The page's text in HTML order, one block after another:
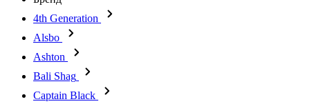
4th Generation
Alsbo
Ashton
Bali Shag
Captain Black